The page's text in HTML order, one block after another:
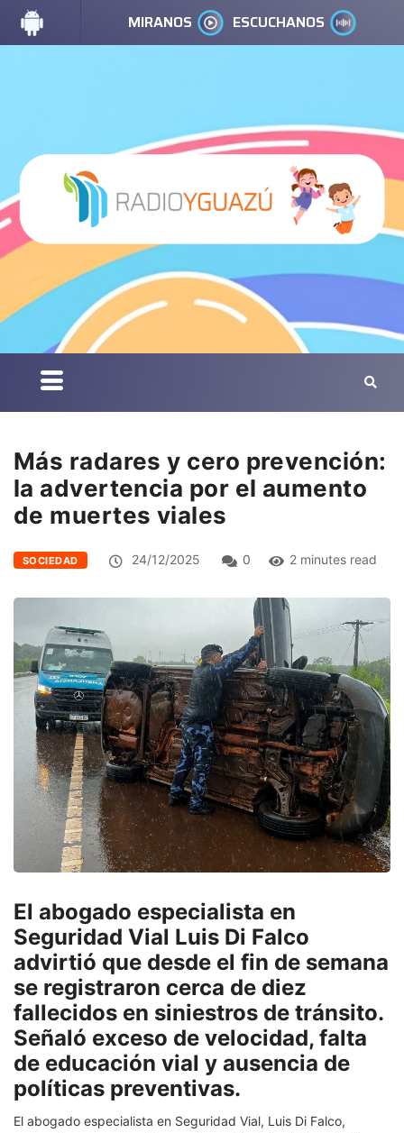
MIRANOS ESCUCHANOS
Más radares y cero prevención:
la advertencia por el aumento
de muertes viales
SOCIEDAD 24/12/2025 0 2 minutes read
El abogado especialista en
Seguridad Vial Luis Di Falco
advirtió que desde el fin de semana
se registraron cerca de diez
fallecidos en siniestros de tránsito.
Señaló exceso de velocidad, falta
de educación vial y ausencia de
políticas preventivas.
El abogado especialista en Seguridad Vial, Luis Di Falco,